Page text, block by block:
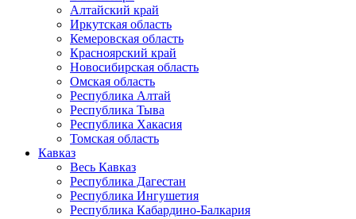
Алтайский край
Иркутская область
Кемеровская область
Красноярский край
Новосибирская область
Омская область
Республика Алтай
Республика Тыва
Республика Хакасия
Томская область
Кавказ
Весь Кавказ
Республика Дагестан
Республика Ингушетия
Республика Кабардино-Балкария